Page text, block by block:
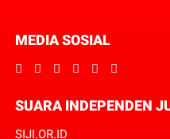
MEDIA SOSIAL
SUARA INDEPENDEN
SIJI.OR.ID